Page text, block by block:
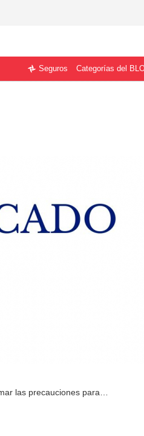
Categorías del
Seguros
las precauciones para…